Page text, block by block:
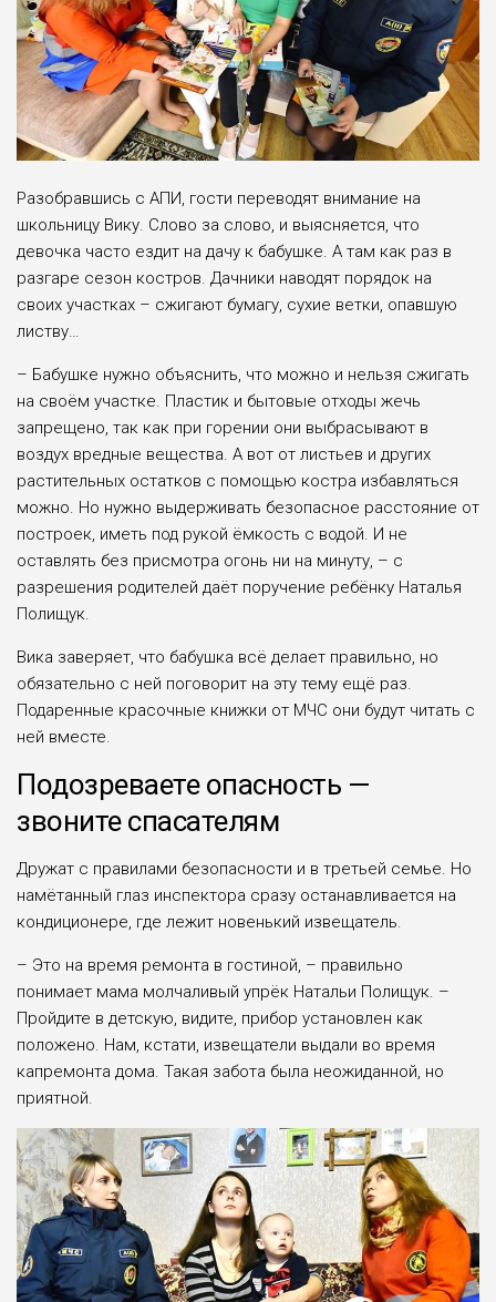
Разобравшись с АПИ, гости переводят внимание на
школьницу Вику. Слово за слово, и выясняется, что
девочка часто ездит на дачу к бабушке. А там как раз в
разгаре сезон костров. Дачники наводят порядок на
своих участках – сжигают бумагу, сухие ветки, опавшую
листву…
– Бабушке нужно объяснить, что можно и нельзя сжигать
на своём участке. Пластик и бытовые отходы жечь
запрещено, так как при горении они выбрасывают в
воздух вредные вещества. А вот от листьев и других
растительных остатков с помощью костра избавляться
можно. Но нужно выдерживать безопасное расстояние от
построек, иметь под рукой ёмкость с водой. И не
оставлять без присмотра огонь ни на минуту, ­– с
разрешения родителей даёт поручение ребёнку Наталья
Полищук.
Вика заверяет, что бабушка всё делает правильно, но
обязательно с ней поговорит на эту тему ещё раз.
Подаренные красочные книжки от МЧС они будут читать с
ней вместе.
Подозреваете опасность —
звоните спасателям
Дружат с правилами безопасности и в третьей семье. Но
намётанный глаз инспектора сразу останавливается на
кондиционере, где лежит новенький извещатель.
– Это на время ремонта в гостиной, – правильно
понимает мама молчаливый упрёк Натальи Полищук. –
Пройдите в детскую, видите, прибор установлен как
положено. Нам, кстати, извещатели выдали во время
капремонта дома. Такая забота была неожиданной, но
приятной.